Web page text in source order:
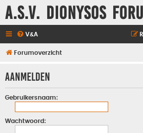
A.S.V. Dionysos
V&A
Forumoverzicht
Aanmelden
Gebruikersnaam:
Wachtwoord: